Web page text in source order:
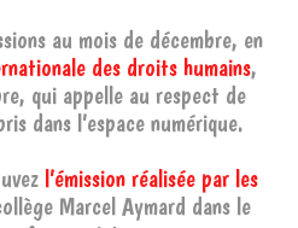
au mois de décembre, en
des droits humains,
qui appelle au respect de
dans l’espace numérique.
l’émission réalisée par les
Marcel Aymard dans le